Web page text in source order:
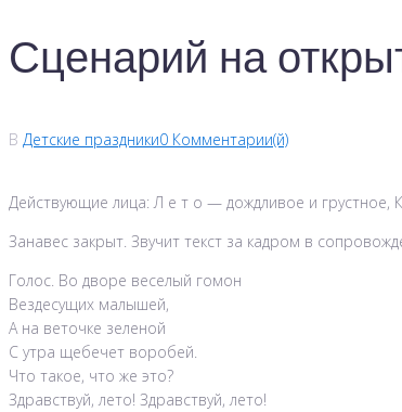
Сценарий на
В Детские праздники0 Комментарии(й)
Действующие лица: Л е т о — дождливое и
Занавес закрыт. Звучит текст за кадром в
Голос. Во дворе веселый гомон
Вездесущих малышей,
А на веточке зеленой
С утра щебечет воробей.
Что такое, что же это?
Здравствуй, лето! Здравствуй, лето!